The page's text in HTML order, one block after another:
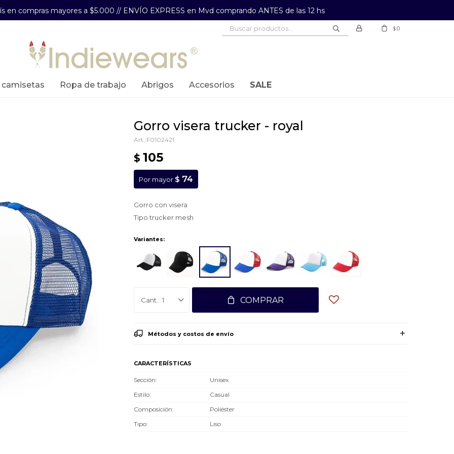
en compras mayores a $5.000 // ENVÍO EXPRESS en Mvd comprando ANTES de las 12 hs
camisetas ropa de trabajo abrigos accesorios SALE
$0
gorro visera trucker - royal
F0102421
$ 105
Por mayor $ 74
Gorro con visera
Tipo trucker mesh
Variantes:
1 COMPRAR
Métodos y costos de envío
CARACTERÍSTICAS
Sección
Unisex
Estilo
Casual
Composición
Poliéster
Tipo
Liso